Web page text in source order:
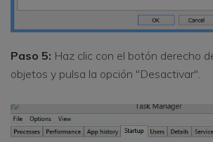
Paso 5: Haz clic con el botón derecho
objetos y pulsa la opción "Desactivar".